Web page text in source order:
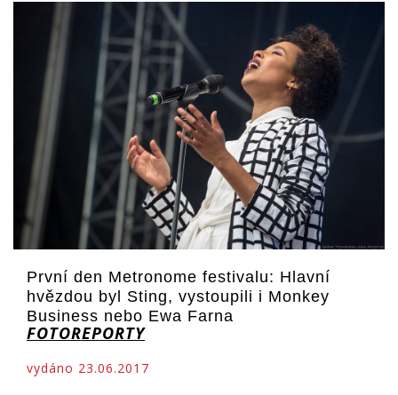
První den Metronome festivalu: Hlavní
hvězdou byl Sting, vystoupili i Monkey
Business nebo Ewa Farna
FOTOREPORTY
vydáno 23.06.2017